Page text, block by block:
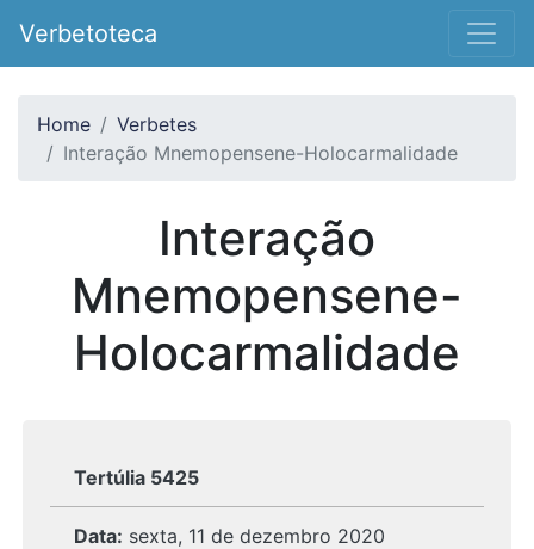
Verbetoteca
Home
Verbetes
Interação Mnemopensene-Holocarmalidade
Interação
Mnemopensene-
Holocarmalidade
Tertúlia 5425
Data: sexta, 11 de dezembro 2020